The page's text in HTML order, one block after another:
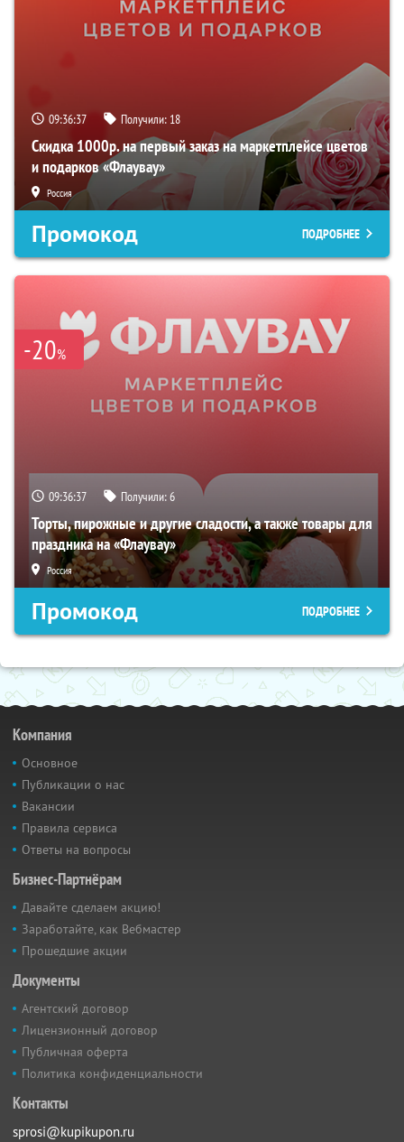
09:36:37 Получили: 18
Скидка 1000р. на первый заказ на маркетплейсе цветов
и подарков «Флаувау»
Россия
Промокод ПОДРОБНЕЕ
-20%
09:36:37 Получили:6
Торты, пирожные и другие сладости, а также товары для
праздника на «Флаувау»
Россия
Промокод ПОДРОБНЕЕ
Компания
Основное
Публикации о нас
Вакансии
Правила сервиса
Ответы на вопросы
Бизнес-Партнёрам
Давайте сделаем акцию!
Заработайте, как Вебмастер
Прошедшие акции
Документы
Агентский договор
Лицензионный договор
Публичная оферта
Политика конфиденциальности
Контакты
sprosi@kupikupon.ru